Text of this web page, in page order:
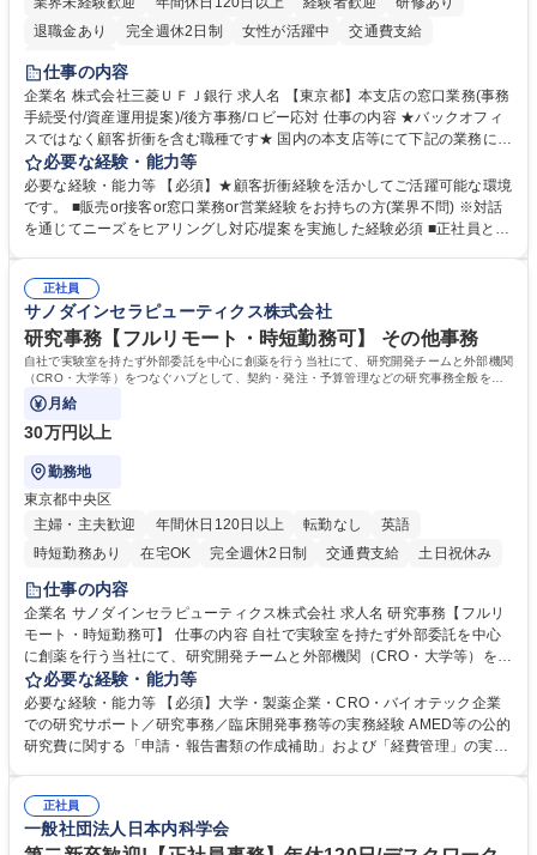
退職金あり
完全週休2日制 女性が活躍中
交通費支給
土日祝休み
仕事の内容
企業名 株式会社三菱ＵＦＪ銀行 求人名 【東京都】本支店の窓口業務(事務
手続受付/資産運用提案)/後方事務/ロビー応対 仕事の内容 ★バックオフィ
スではなく顧客折衝を含む職種です★ 国内の本支店等にて下記の業務に従
事していただきます。 ■窓口/後方/ロビーにて事務手続等の受付・オペレ
ーション、お客様対応 ■窓口にて、ご来店された個人のお客様に対して金
融商品のご提案 ■効率的な事務運用の検討・構築等 ≪業務紹介：ご応募前
に必ずご覧ください≫ ※記事 https://www.mysite.bk.mufg.jp/career/circle/
必要な経験・能力等
必要な経験・能力等 【必須】★顧客折衝経験を活かしてご活躍可能な環境
です。 ■販売or接客or窓口業務or営業経験をお持ちの方(業界不問) ※対話
を通じてニーズをヒアリングし対応/提案を実施した経験必須 ■正社員とし
るので安心して入行いただけます。 幅広いキャリアの選択肢があり、公募
や社内副業等を活用し、 一人ひとりが挑戦できるカルチャーが浸透してい
ます。 学歴・資格 学歴：大学院 大学 高専 短大 専修学校 高校 語学力：
資格：
正社員
サノダインセラピューティクス株式会社
研究事務【フルリモート・時短勤務可】 その他事務
自社で実験室を持たず外部委託を中心に創薬を行う当社にて、研究開発チームと外部機関
（CRO・大学等）をつなぐハブとして、契約・発注・予算管理などの研究事務全般をお
任せします。
月給
30万円以上
勤務地
東京都中央区
主婦・主夫歓迎
年間休日120日以上 転勤なし
英語
時短勤務あり
在宅OK 完全週休2日制 交通費支給 土日祝休み
仕事の内容
企業名 サノダインセラピューティクス株式会社 求人名 研究事務【フルリ
モート・時短勤務可】 仕事の内容 自社で実験室を持たず外部委託を中心
に創薬を行う当社にて、研究開発チームと外部機関（CRO・大学等）をつ
なぐハブとして、契約・発注・予算管理などの研究事務全般をお任せしま
す。 ■見積取得、発注、検収、請求処理等の事務手続き ■委託先との定例
会議の調整・アジェンダ準備・議事録作成 ■研究報告書、試験関連資料、
SOP等の整備・版管理・保管 ■研究開発の進捗・タイムライン・予算執行
集職種 研究事務【フルリモート・時短勤務可】
必要な経験・能力等
必要な経験・能力等 【必須】大学・製薬企業・CRO・バイオテック企業
での研究サポート／研究事務／臨床開発事務等の実務経験 AMED等の公的
研究費に関する「申請・報告書類の作成補助」および「経費管理」の実務
き方について】フルリモートやハイブリッド勤務、時短勤務など個々のラ
イフスタイルに応じた柔軟な働き方が可能です。育児や介護との両立も応
正社員
一般社団法人日本内科学会